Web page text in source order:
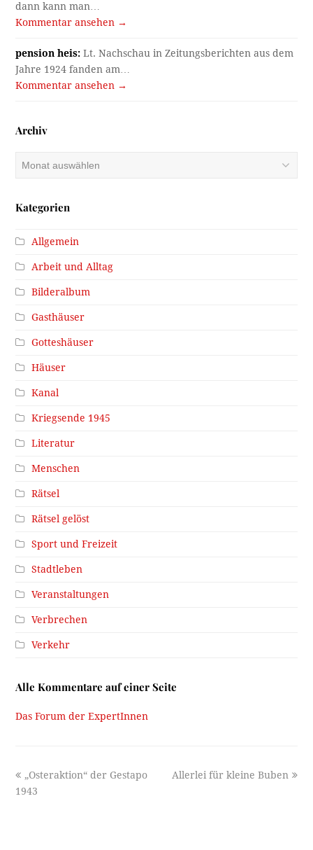
dann kann man…
Kommentar ansehen →
pension heis: Lt. Nachschau in Zeitungsberichten aus dem
Jahre 1924 fanden am…
Kommentar ansehen →
Archiv
Archiv
Kategorien
Allgemein
Arbeit und Alltag
Bilderalbum
Gasthäuser
Gotteshäuser
Häuser
Kanal
Kriegsende 1945
Literatur
Menschen
Rätsel
Rätsel gelöst
Sport und Freizeit
Stadtleben
Veranstaltungen
Verbrechen
Verkehr
Alle Kommentare auf einer Seite
Das Forum der ExpertInnen
previous
post:
„Osteraktion“ der Gestapo
1943
next
Allerlei für kleine Buben